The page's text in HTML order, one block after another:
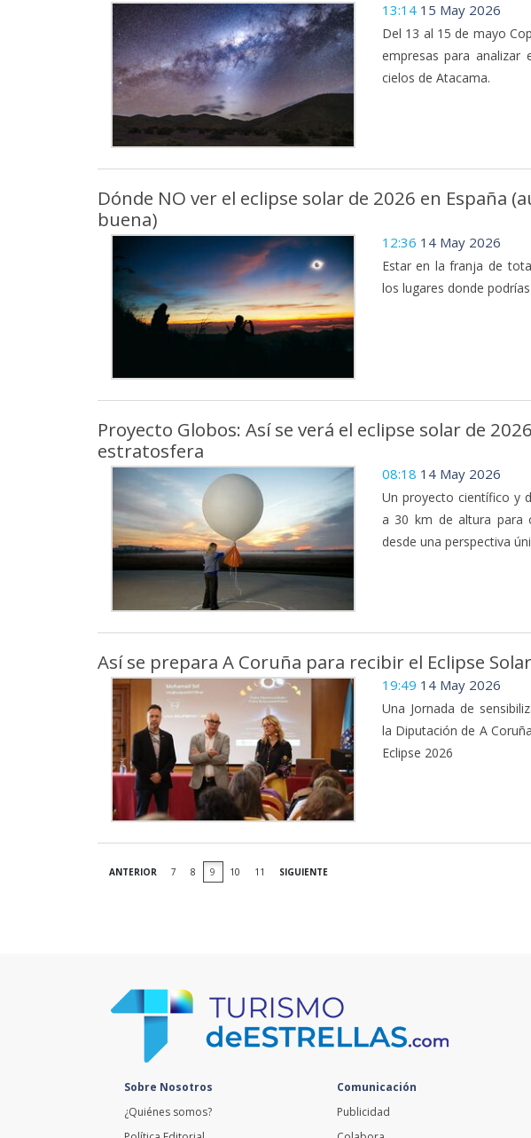
13:14 15 May 2026
Del 13 al 15 de mayo
empresas para
cielos de Atacama.
Dónde NO ver el eclipse solar de 2026 en España
buena)
12:36 14 May 2026
Estar en la franja de
los lugares donde
Proyecto Globos: Así se verá el eclipse solar de
estratosfera
08:18 14 May 2026
Un proyecto científico y
a 30 km de altura para
desde una perspectiva
Así se prepara A Coruña para recibir el Eclipse
19:49 14 May 2026
Una Jornada de
la Diputación de A
Eclipse 2026
ANTERIOR 7 8 9 10 11 SIGUIENTE
Sobre Nosotros
¿Quiénes somos?
Comunicación
Publicidad